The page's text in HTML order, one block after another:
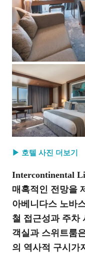
▶ 호텔 사진 더보기
Intercontinental
매혹적인 전망을
아베니다스 노바
철 접근성과 주차
객실과 스위트룸
의 역사적 구시가